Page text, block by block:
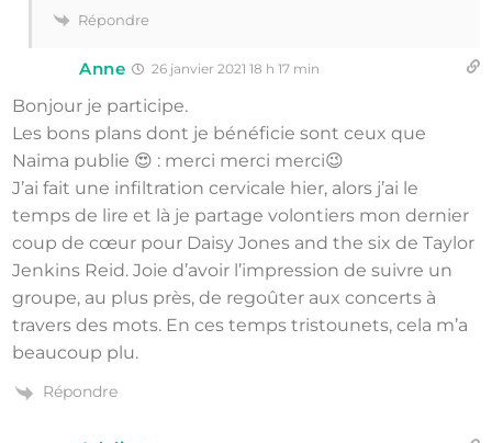
Répondre
Anne 26 janvier 2021 18 h 17 min
Bonjour je participe.
Les bons plans dont je bénéficie sont ceux que
Naima publie 😍 : merci merci merci😉
J’ai fait une infiltration cervicale hier, alors j’ai le
temps de lire et là je partage volontiers mon dernier
coup de cœur pour Daisy Jones and the six de Taylor
Jenkins Reid. Joie d’avoir l’impression de suivre un
groupe, au plus près, de regoûter aux concerts à
travers des mots. En ces temps tristounets, cela m’a
beaucoup plu.
Répondre